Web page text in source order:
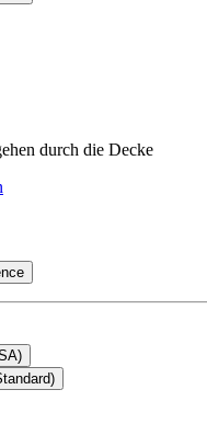
durch die Decke